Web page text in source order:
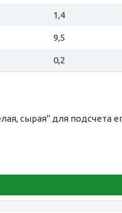
1,4
9,5
0,2
сырая" для подсчета